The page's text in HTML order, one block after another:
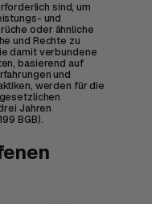
sind, um
und
oder ähnliche
und Rechte zu
damit verbundene
basierend auf
und
werden für die
Jahren
BGB).